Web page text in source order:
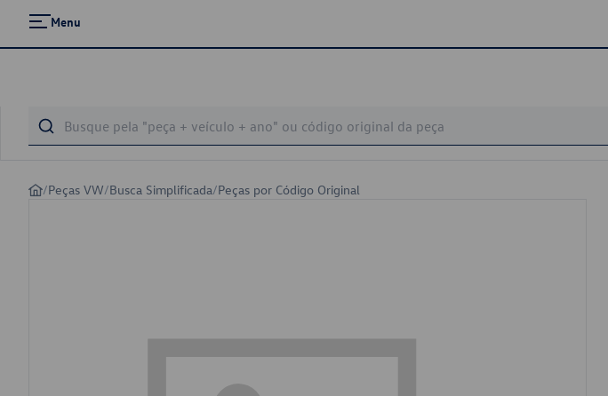
Menu
/Peças VW/Busca Simplificada/Peças por Código Original